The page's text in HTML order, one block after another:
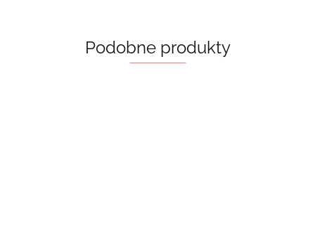
Podobne produkty